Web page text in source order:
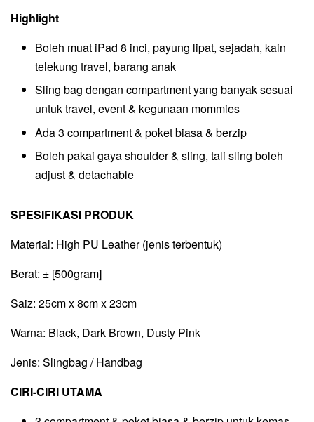
Highlight
Boleh muat iPad 8 inci, payung lipat, sejadah, kain
telekung travel, barang anak
Sling bag dengan compartment yang banyak sesuai
untuk travel, event & kegunaan mommies
Ada 3 compartment & poket biasa & berzip
Boleh pakai gaya shoulder & sling, tali sling boleh
adjust & detachable
SPESIFIKASI PRODUK
Material: High PU Leather (jenis terbentuk)
Berat: ± [500gram]
Saiz: 25cm x 8cm x 23cm
Warna: Black, Dark Brown, Dusty Pink
Jenis: Slingbag / Handbag
CIRI-CIRI UTAMA